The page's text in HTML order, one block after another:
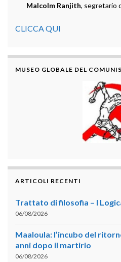
Malcolm Ranjith, segretario
CLICCA QUI
MUSEO GLOBALE DEL
ARTICOLI RECENTI
Trattato di filosofia – I
06/08/2026
Maaloula: l’incubo del
anni dopo il martirio
06/08/2026